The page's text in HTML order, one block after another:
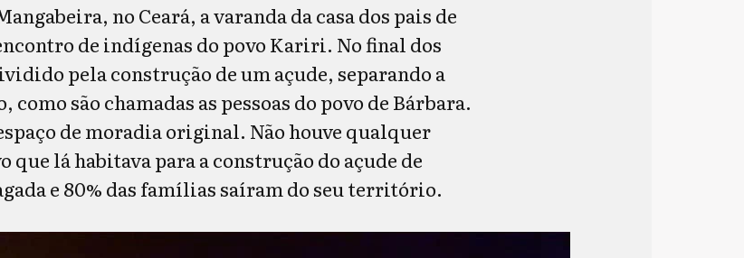
no Ceará, a varanda da casa dos pais de
de indígenas do povo Kariri. No final dos
pela construção de um açude, separando a
são chamadas as pessoas do povo de Bárbara.
de moradia original. Não houve qualquer
que lá habitava para a construção do açude de
e 80% das famílias saíram do seu território.